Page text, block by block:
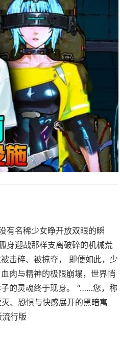
有名稀少女睁开放双眼的瞬
身迎战那样支离破碎的机械荒
击碎、被掠夺， 即便如此，少
肉与精神的极限崩塌，世界悄
的灵魂终于现身。 “……您，称
、恐惧与快感展开的黑暗寓
行版